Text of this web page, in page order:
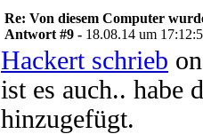
Re: Von diesem Computer
Antwort #9 - 18.08.14 um
Hackert schrieb
ist es auch.. habe
hinzugefügt.